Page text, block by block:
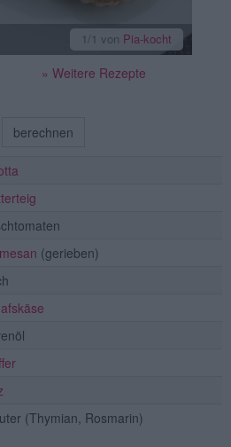
1/1 von Pia-kocht
» Weitere Rezepte
berechnen
(gerieben)
(Thymian, Rosmarin)